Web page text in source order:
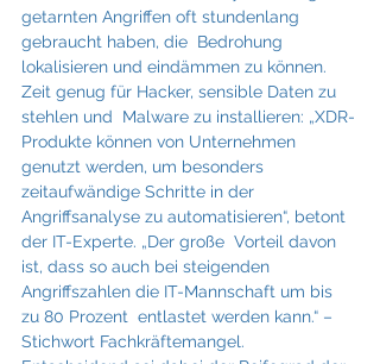
getarnten Angriffen oft stundenlang
gebraucht haben, die  Bedrohung
lokalisieren und eindämmen zu können.
Zeit genug für Hacker, sensible Daten zu
stehlen und  Malware zu installieren: „XDR-
Produkte können von Unternehmen
genutzt werden, um besonders
zeitaufwändige Schritte in der
Angriffsanalyse zu automatisieren“, betont
der IT-Experte. „Der große  Vorteil davon
ist, dass so auch bei steigenden
Angriffszahlen die IT-Mannschaft um bis
zu 80 Prozent  entlastet werden kann.“ –
Stichwort Fachkräftemangel.